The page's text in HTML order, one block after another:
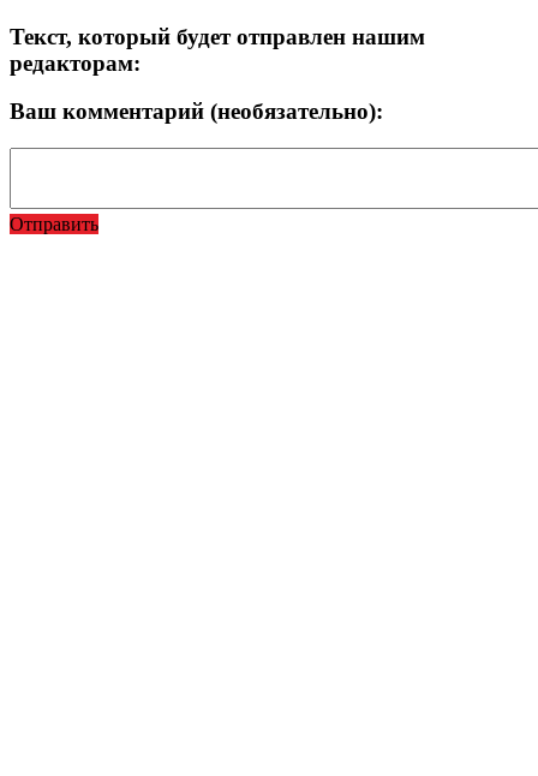
Текст, который будет отправлен нашим
редакторам:
Ваш комментарий (необязательно):
Отправить